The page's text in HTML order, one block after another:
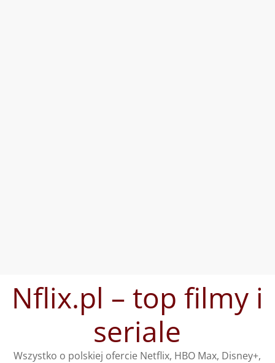
treściNflix.pl – top filmy i
seriale
Wszystko o polskiej ofercie Netflix, HBO Max, Disney+,